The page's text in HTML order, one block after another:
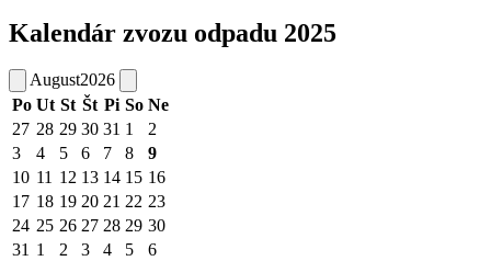
Kalendár zvozu odpadu 2025
August2026
Po Ut St Št Pi So Ne
27 28 29 30 31 1
2
3
4 5 6 7 8
9
10 11 12 13 14 15 16
17 18 19 20 21 22 23
24 25 26 27 28 29 30
31 1 2 3 4 5
6